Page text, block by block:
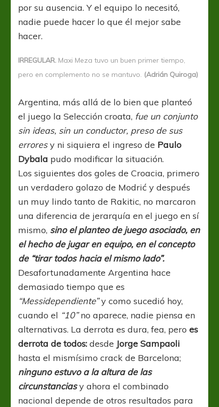
por su ausencia. Y el equipo lo necesitó,
nadie puede hacer lo que él mejor sabe
hacer.
IRREGULAR. Maxi Meza tuvo un buen primer tiempo,
pero en complemento no se mantuvo. (Adrián Quiroga)
Argentina, más allá de lo bien que planteó
el juego la Selección croata, fue un conjunto
sin ideas, sin un conductor, preso de sus
erroresy ni siquiera el ingreso de Paulo
Dybala pudo modificar la situación.
Los siguientes dos goles de Croacia, primero
un verdadero golazo de Modrić y después
un muy lindo tanto de Rakitic, no marcaron
una diferencia de jerarquía en el juego en sí
mismo, sino el planteo de juego asociado, en
el hecho de jugar en equipo, en el concepto
de “tirar todos hacia el mismo lado”.
Desafortunadamente Argentina hace
demasiado tiempo que es
“Messidependiente”y como sucedió hoy,
cuando el “10”no aparece, nadie piensa en
alternativas. La derrota es dura, fea, pero es
derrota de todos: desde Jorge Sampaoli
hasta el mismísimo crack de Barcelona;
ninguno estuvo a la altura de las
circunstanciasy ahora el combinado
nacional depende de otros resultados para